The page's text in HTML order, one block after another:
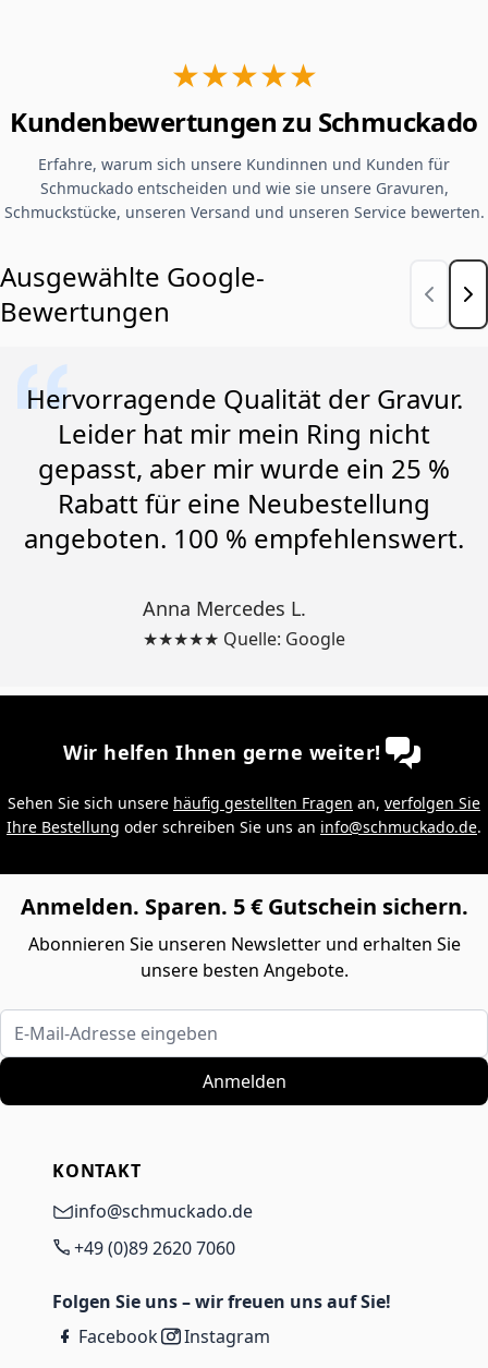
★★★★★
Kundenbewertungen zu Schmuckado
Erfahre, warum sich unsere Kundinnen und Kunden für
Schmuckado entscheiden und wie sie unsere Gravuren,
Schmuckstücke, unseren Versand und unseren Service bewerten.
Ausgewählte Google-
Bewertungen
Hervorragende Qualität der Gravur.
Leider hat mir mein Ring nicht
gepasst, aber mir wurde ein 25 %
Rabatt für eine Neubestellung
angeboten. 100 % empfehlenswert.
Anna Mercedes L.
★★★★★ Quelle: Google
Wir helfen Ihnen gerne weiter!
Sehen Sie sich unsere häufig gestellten Fragen an, verfolgen Sie
Ihre Bestellung oder schreiben Sie uns an info@schmuckado.de.
Anmelden. Sparen. 5 € Gutschein sichern.
Abonnieren Sie unseren Newsletter und erhalten Sie
unsere besten Angebote.
E-Mail-Adresse eingeben
Anmelden
KONTAKT
info@schmuckado.de
+49 (0)89 2620 7060
Folgen Sie uns – wir freuen uns auf Sie!
Facebook
Instagram